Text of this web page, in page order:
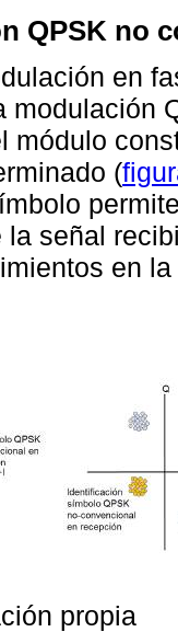
QPSK no
en
modulación
módulo
(
la señal
en
propia